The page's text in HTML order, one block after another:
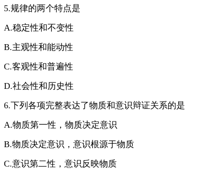
5.规律的两个特点是
A.稳定性和不变性
B.主观性和能动性
C.客观性和普遍性
D.社会性和历史性
6.下列各项完整表达了物质和意识辩证关系的是
A.物质第一性，物质决定意识
B.物质决定意识，意识根源于物质
C.意识第二性，意识反映物质